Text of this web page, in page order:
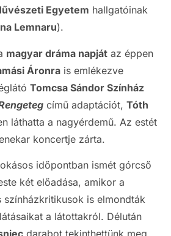
Egyetem hallgatóinak
Lemnaru).
magyar dráma napját az éppen
Áronra is emlékezve
Tomcsa Sándor Színház
című adaptációt, Tóth
láthatta a nagyérdemű. Az estét
koncertje zárta.
időpontban ismét górcső
két előadása, amikor a
színházkritikusok is elmondták
a látottakról. Délután